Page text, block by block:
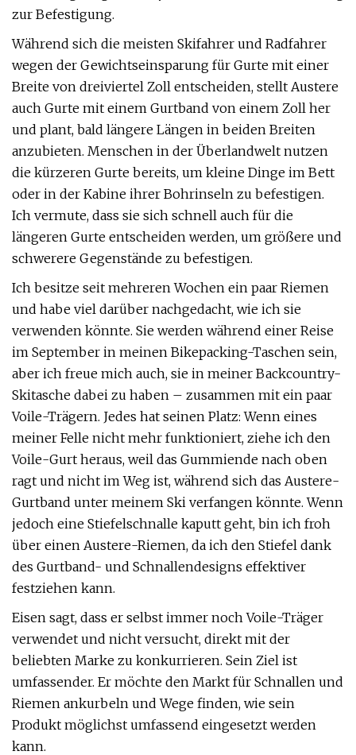
zur Befestigung.
Während sich die meisten Skifahrer und Radfahrer
wegen der Gewichtseinsparung für Gurte mit einer
Breite von dreiviertel Zoll entscheiden, stellt Austere
auch Gurte mit einem Gurtband von einem Zoll her
und plant, bald längere Längen in beiden Breiten
anzubieten. Menschen in der Überlandwelt nutzen
die kürzeren Gurte bereits, um kleine Dinge im Bett
oder in der Kabine ihrer Bohrinseln zu befestigen.
Ich vermute, dass sie sich schnell auch für die
längeren Gurte entscheiden werden, um größere und
schwerere Gegenstände zu befestigen.
Ich besitze seit mehreren Wochen ein paar Riemen
und habe viel darüber nachgedacht, wie ich sie
verwenden könnte. Sie werden während einer Reise
im September in meinen Bikepacking-Taschen sein,
aber ich freue mich auch, sie in meiner Backcountry-
Skitasche dabei zu haben – zusammen mit ein paar
Voile-Trägern. Jedes hat seinen Platz: Wenn eines
meiner Felle nicht mehr funktioniert, ziehe ich den
Voile-Gurt heraus, weil das Gummiende nach oben
ragt und nicht im Weg ist, während sich das Austere-
Gurtband unter meinem Ski verfangen könnte. Wenn
jedoch eine Stiefelschnalle kaputt geht, bin ich froh
über einen Austere-Riemen, da ich den Stiefel dank
des Gurtband- und Schnallendesigns effektiver
festziehen kann.
Eisen sagt, dass er selbst immer noch Voile-Träger
verwendet und nicht versucht, direkt mit der
beliebten Marke zu konkurrieren. Sein Ziel ist
umfassender. Er möchte den Markt für Schnallen und
Riemen ankurbeln und Wege finden, wie sein
Produkt möglichst umfassend eingesetzt werden
kann.